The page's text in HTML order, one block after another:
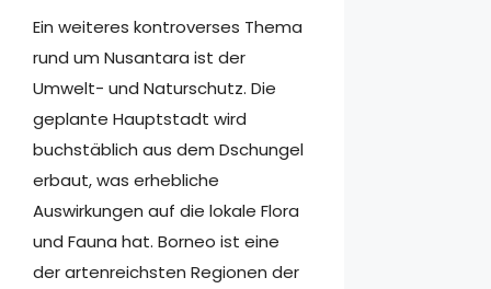
Ein weiteres kontroverses Thema
rund um Nusantara ist der
Umwelt- und Naturschutz. Die
geplante Hauptstadt wird
buchstäblich aus dem Dschungel
erbaut, was erhebliche
Auswirkungen auf die lokale Flora
und Fauna hat. Borneo ist eine
der artenreichsten Regionen der